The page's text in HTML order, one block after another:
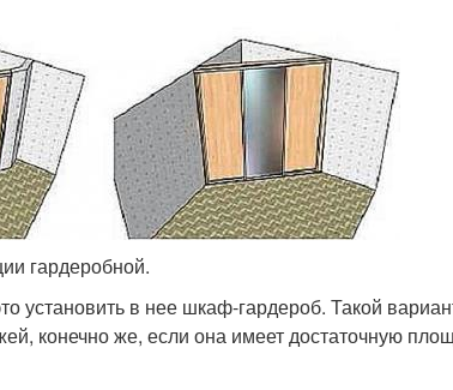
гардеробной.
установить в нее шкаф-гардероб. Такой
конечно же, если она имеет достаточную